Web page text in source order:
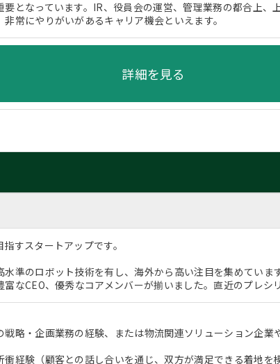
要となっています。IR、役員会の運営、管理業務の都合上、
非常にやりがいがあるキャリア機会といえます。
詳細を見る
すスタートアップです。
水準のロボット技術を有し、海外から高い注目を集めてい
富なCEO、優秀なコアメンバーが揃いました。直近のプレ
略・企画業務の経験、または物流関連ソリューション企業
経験（顧客との話し合いを通じ、双方が満足できる着地を